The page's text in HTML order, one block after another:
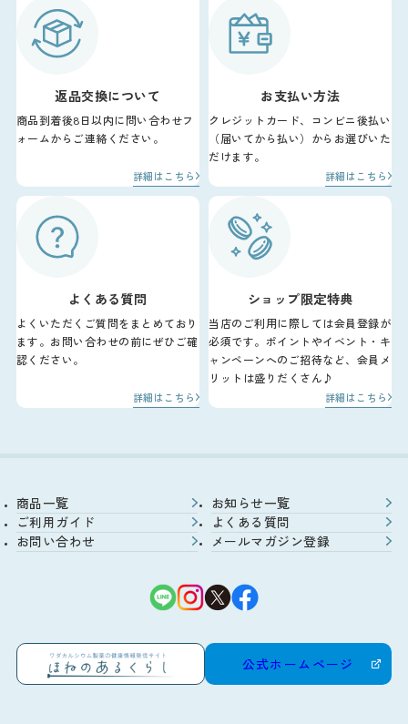
返品交換について
商品到着後8日以内に問い合わせフ
ォームからご連絡ください。
詳細はこちら
お支払い方法
クレジットカード、コンビニ後払い
（届いてから払い）からお選びいた
だけます。
詳細はこちら
よくある質問
よくいただくご質問をまとめており
ます。お問い合わせの前にぜひご確
認ください。
詳細はこちら
ショップ限定特典
当店のご利用に際しては会員登録が
必須です。ポイントやイベント・キ
ャンペーンへのご招待など、会員メ
リットは盛りだくさん♪
詳細はこちら
商品一覧
お知らせ一覧
ご利用ガイド
よくある質問
お問い合わせ
メールマガジン登録
公式ホームページ